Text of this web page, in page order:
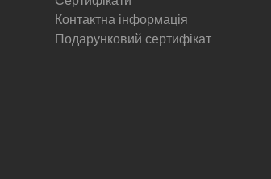
Контактна інформація
Подарунковий сертифікат